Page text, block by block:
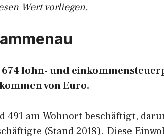
Wert vorliegen.
674 lohn- und
von Euro.
491 am Wohnort beschäftigt,
(Stand 2018). Diese